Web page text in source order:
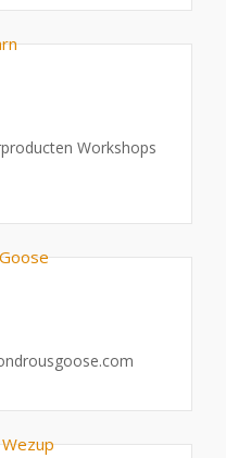
Workshops